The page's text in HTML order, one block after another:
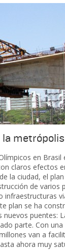
en
claros efectos
la ciudad, el
de varios
infraestructuras
plan se ha
nuevos puentes:
parte. Con
van a
ahora muy